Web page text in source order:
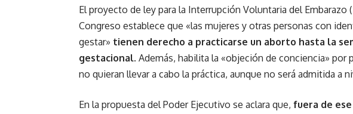
El proyecto de ley para la Interrupción Voluntaria del Embarazo
Congreso establece que «las mujeres y otras personas con
gestar» tienen derecho a practicarse un aborto hasta la
gestacional. Además, habilita la «objeción de conciencia» por
no quieran llevar a cabo la práctica, aunque no será admitida a
En la propuesta del Poder Ejecutivo se aclara que, fuera de